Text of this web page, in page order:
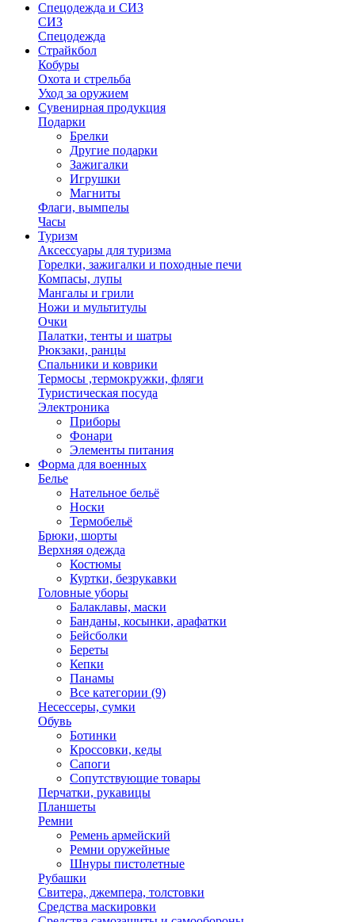
Спецодежда и СИЗ
СИЗ
Спецодежда
Страйкбол
Кобуры
Охота и стрельба
Уход за оружием
Сувенирная продукция
Подарки
Брелки
Другие подарки
Зажигалки
Игрушки
Магниты
Флаги, вымпелы
Часы
Туризм
Аксессуары для туризма
Горелки, зажигалки и походные печи
Компасы, лупы
Мангалы и грили
Ножи и мультитулы
Очки
Палатки, тенты и шатры
Рюкзаки, ранцы
Спальники и коврики
Термосы ,термокружки, фляги
Туристическая посуда
Электроника
Приборы
Фонари
Элементы питания
Форма для военных
Белье
Нательное бельё
Носки
Термобельё
Брюки, шорты
Верхняя одежда
Костюмы
Куртки, безрукавки
Головные уборы
Балаклавы, маски
Банданы, косынки, арафатки
Бейсболки
Береты
Кепки
Панамы
Все категории (9)
Несессеры, сумки
Обувь
Ботинки
Кроссовки, кеды
Сапоги
Сопутствующие товары
Перчатки, рукавицы
Планшеты
Ремни
Ремень армейский
Ремни оружейные
Шнуры пистолетные
Рубашки
Свитера, джемпера, толстовки
Средства маскировки